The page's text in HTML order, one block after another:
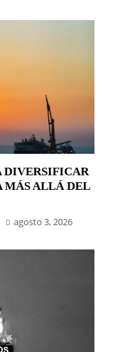
DIVERSIFICAR
MÁS ALLÁ DEL
agosto 3, 2026